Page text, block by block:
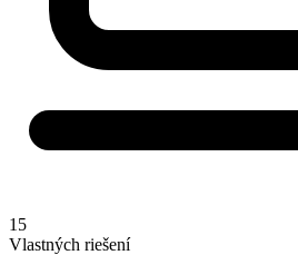
15
Vlastných riešení